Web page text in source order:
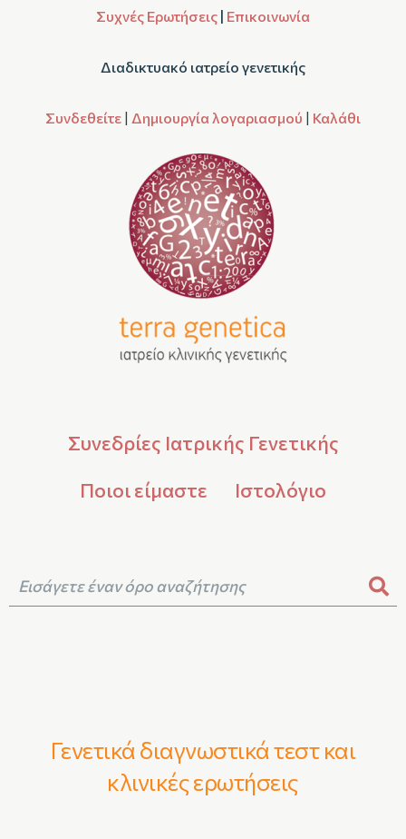
Συχνές Ερωτήσεις | Επικοινωνία
Διαδικτυακό ιατρείο γενετικής
Συνδεθείτε | Δημιουργία λογαριασμού | Καλάθι
Συνεδρίες Ιατρικής Γενετικής
Ποιοι είμαστε
Ιστολόγιο
Γενετικά διαγνωστικά τεστ και
κλινικές ερωτήσεις